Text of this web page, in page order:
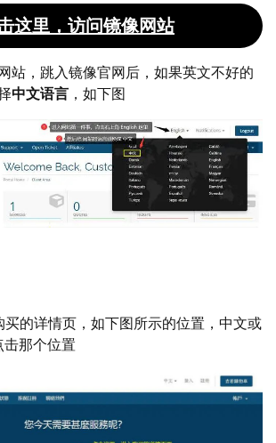
这里，访问镜像网站
站，跳入镜像官网后，如果英文不好的
中文语言 ，如下图
买的详情页，如下图所示的位置，中文或
那个位置